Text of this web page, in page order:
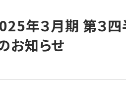
年３月期 第３
お知らせ